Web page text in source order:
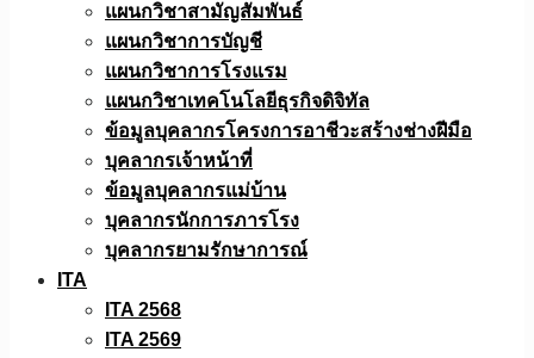
แผนกวิชาสามัญสัมพันธ์
แผนกวิชาการบัญชี
แผนกวิชาการโรงแรม
แผนกวิชาเทคโนโลยีธุรกิจดิจิทัล
ข้อมูลบุคลากรโครงการอาชีวะสร้างช่างฝีมือ
บุคลากรเจ้าหน้าที่
ข้อมูลบุคลากรแม่บ้าน
บุคลากรนักการภารโรง
บุคลากรยามรักษาการณ์
ITA
ITA 2568
ITA 2569